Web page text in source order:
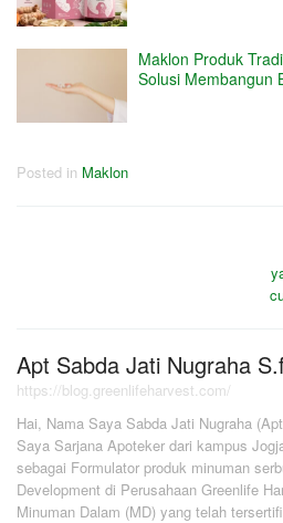
Maklon Produk
Solusi Membangun
Posted in Maklon
Apt Sabda Jati Nugraha
https://blog.greenlifeharvest.com/
Hai, Nama Saya Sabda Jati Nugraha
Saya Sarjana Apoteker dari kampus
sebagai Formulator produk minuman
Development di Perusahaan Greenlife
Minuman Dalam (MD) yang telah